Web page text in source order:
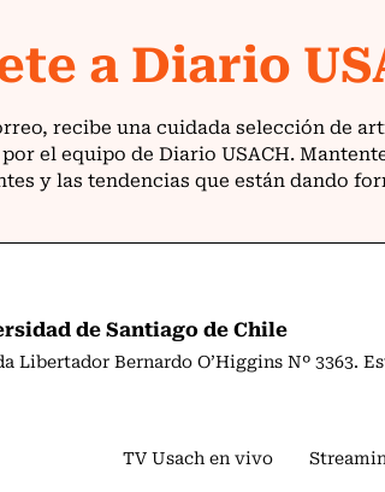
de Santiago de Chile
Libertador Bernardo O’Higgins Nº 3363.
TV Usach en vivo